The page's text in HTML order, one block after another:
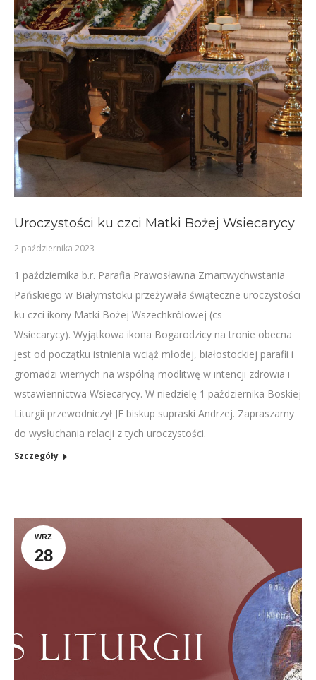
Uroczystości ku czci Matki Bożej Wsiecarycy
2 października 2023
1 października b.r. Parafia Prawosławna Zmartwychwstania
Pańskiego w Białymstoku przeżywała świąteczne uroczystości
ku czci ikony Matki Bożej Wszechkrólowej (cs
Wsiecarycy). Wyjątkowa ikona Bogarodzicy na tronie obecna
jest od początku istnienia wciąż młodej, białostockiej parafii i
gromadzi wiernych na wspólną modlitwę w intencji zdrowia i
wstawiennictwa Wsiecarycy. W niedzielę 1 października Boskiej
Liturgii przewodniczył JE biskup supraski Andrzej. Zapraszamy
do wysłuchania relacji z tych uroczystości.
Szczegóły
WRZ
28